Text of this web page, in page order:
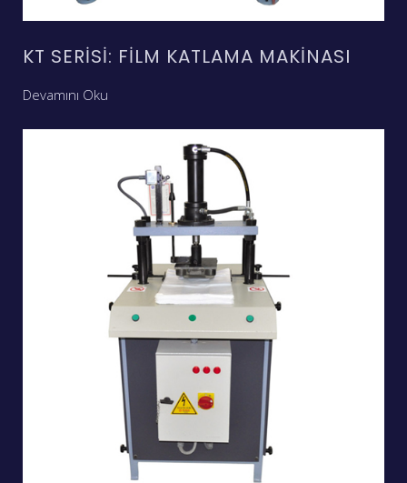
KT SERISI: FILM KATLAMA MAKINASI
Devamını Oku